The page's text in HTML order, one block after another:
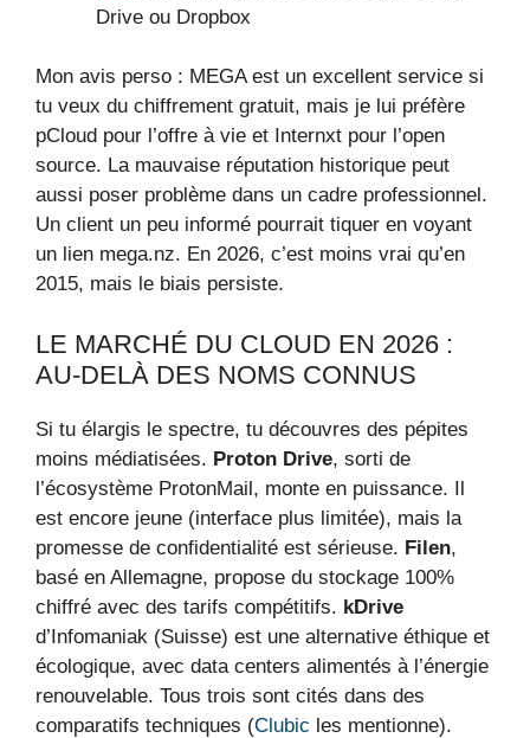
Drive ou Dropbox
Mon avis perso : MEGA est un excellent service si
tu veux du chiffrement gratuit, mais je lui préfère
pCloud pour l’offre à vie et Internxt pour l’open
source. La mauvaise réputation historique peut
aussi poser problème dans un cadre professionnel.
Un client un peu informé pourrait tiquer en voyant
un lien mega.nz. En 2026, c’est moins vrai qu’en
2015, mais le biais persiste.
LE MARCHÉ DU CLOUD EN 2026 :
AU-DELÀ DES NOMS CONNUS
Si tu élargis le spectre, tu découvres des pépites
moins médiatisées. Proton Drive, sorti de
l’écosystème ProtonMail, monte en puissance. Il
est encore jeune (interface plus limitée), mais la
promesse de confidentialité est sérieuse. Filen,
basé en Allemagne, propose du stockage 100%
chiffré avec des tarifs compétitifs. kDrive
d’Infomaniak (Suisse) est une alternative éthique et
écologique, avec data centers alimentés à l’énergie
renouvelable. Tous trois sont cités dans des
comparatifs techniques (Clubic les mentionne).